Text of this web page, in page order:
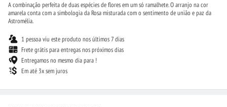
A combinação perfeita de duas espécies de flores em um só ramalhete. O arranjo na cor
amarela conta com a simbologia da Rosa misturada com o sentimento de união e paz da
Astromélia.
1 pessoa viu este produto nos últimos 7 dias
Frete grátis para entregas nos próximos dias
Entregamos no mesmo dia para !
Em até 3x sem juros